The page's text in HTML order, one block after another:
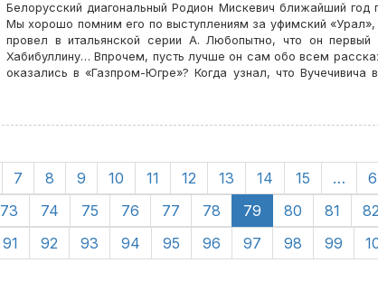
Белорусский диагональный Родион Мискевич ближайший год
Мы хорошо помним его по выступлениям за уфимский «Урал»,
провел в итальянской серии А. Любопытно, что он первый
Хабибуллину… Впрочем, пусть лучше он сам обо всем
оказались в «Газпром-Югре»? Когда узнал, что Вучечивича
7 8 9 10 11 12 13 14 15 …
73 74 75 76 77 78 79 80 81 82
91 92 93 94 95 96 97 98 99